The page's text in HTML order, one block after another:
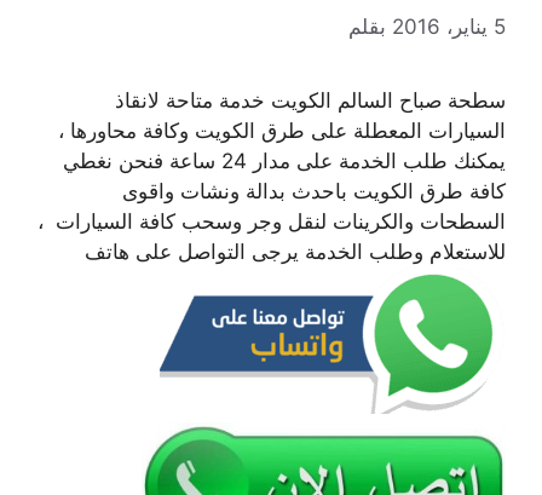
5 يناير، 2016 بقلم
سطحة صباح السالم الكويت خدمة متاحة لانقاذ
السيارات المعطلة على طرق الكويت وكافة محاورها ،
يمكنك طلب الخدمة على مدار 24 ساعة فنحن نغطي
كافة طرق الكويت باحدث بدالة ونشات واقوى
السطحات والكرينات لنقل وجر وسحب كافة السيارات ،
للاستعلام وطلب الخدمة يرجى التواصل على هاتف